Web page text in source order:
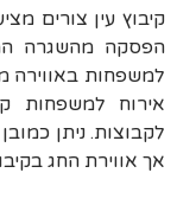
קיבוץ עין צורים
הפסקה מהשגרה
למשפחות באווירה
אירוח למשפחות
לקבוצות. ניתן
אך אווירת החג